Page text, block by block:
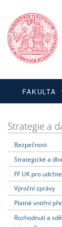
FAKULTA
Dozvědět
Podat
Dozvědět
Dozvědět
Dozvědět
Strategie a
Bezpečnost
Strategické a
FF UK pro
Výroční zprávy
Platné vnitřní
Rozhodnutí a